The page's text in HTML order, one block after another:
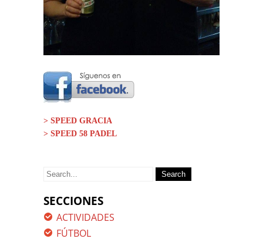
> SPEED GRACIA
> SPEED 58 PADEL
Search
SECCIONES
ACTIVIDADES
FÚTBOL